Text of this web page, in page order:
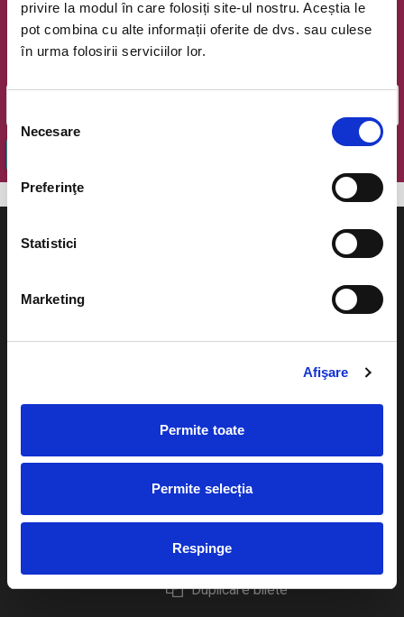
privire la modul în care folosiți site-ul nostru. Aceștia le
pot combina cu alte informații oferite de dvs. sau culese
în urma folosirii serviciilor lor.
consimțământului
Necesare
Preferinţe
Statistici
Marketing
Afişare
Permite toate
Permite selecția
Respinge
Oferte exclusive si o editie saptamanala cu cele mai noi
evenimente.
Cum comand bilete?
Plata online sau cash
eBilet printat acasa
Livrare prin curier
Returnare bilete
Duplicare bilete
Evenimente
festivaluri
Pentru copii